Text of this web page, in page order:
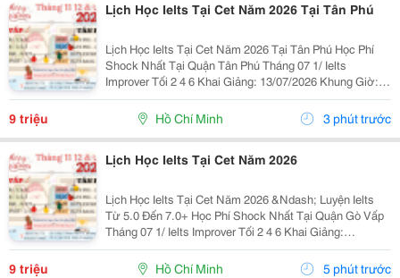
Lịch Học Ielts Tại Cet Năm 2026 Tại Tân Phú
Lịch Học Ielts Tại Cet Năm 2026 Tại Tân Phú Học Phí
Shock Nhất Tại Quận Tân Phú Tháng 07 1/ Ielts
Improver Tối 2 4 6 Khai Giảng: 13/07/2026 Khung Giờ:
18:00 Đến 21:00 Học Phí Ưu Đãi 5% Khi Đăng Ký 2/ Ielts
Basic Tối 3 5 7 Khai...
9 triệu Hồ Chí Minh 3 phút trước
Lịch Học Ielts Tại Cet Năm 2026
Lịch Học Ielts Tại Cet Năm 2026 &Ndash; Luyện Ielts
Từ 5.0 Đến 7.0+ Học Phí Shock Nhất Tại Quận Gò Vấp
Tháng 07 1/ Ielts Improver Tối 2 4 6 Khai Giảng:
13/07/2026 Khung Giờ: 18:00 Đến 21:00 Học Phí Ưu Đãi
5% Khi Đăng Ký 2/ Ielts...
9 triệu Hồ Chí Minh 5 phút trước